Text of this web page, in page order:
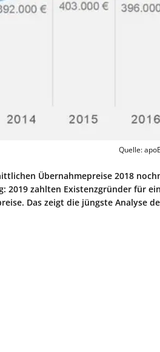
Quelle:
Übernahmepreise 2018
2019 zahlten Existenzgründer für
Das zeigt die jüngste Analyse